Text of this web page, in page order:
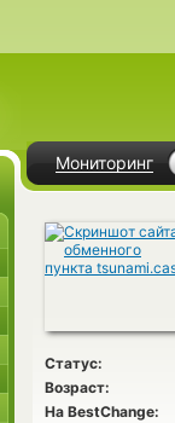
Мониторинг
Статус:
Возраст:
На BestChange: